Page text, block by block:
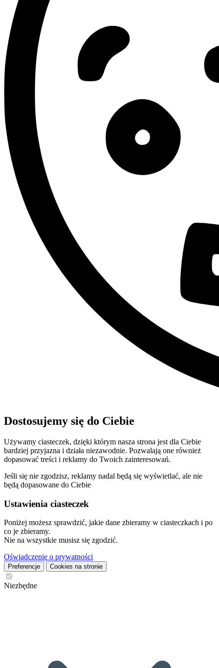
Dostosujemy się do Ciebie
Używamy ciasteczek, dzięki którym nasza strona jest dla Ciebie
bardziej przyjazna i działa niezawodnie. Pozwalają one również
dopasować treści i reklamy do Twoich zainteresowań.
Jeśli się nie zgodzisz, reklamy nadal będą się wyświetlać, ale nie
będą dopasowane do Ciebie
Ustawienia ciasteczek
Poniżej możesz sprawdzić, jakie dane zbieramy w ciasteczkach i po
co je zbieramy.
Nie na wszystkie musisz się zgodzić.
Oświadczenie o prywatności
Preferencje Cookies na stronie
Niezbędne